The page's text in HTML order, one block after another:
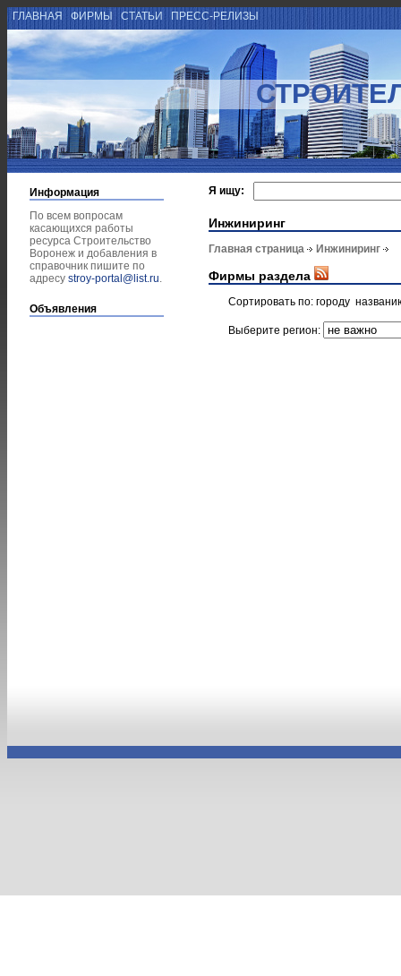
ГЛАВНАЯ ФИРМЫ СТАТЬИ ПРЕСС-РЕЛИЗЫ
Информация
По всем вопросам
касающихся работы
ресурса Строительство
Воронеж и добавления в
справочник пишите по
адресу stroy-portal@list.ru.
Объявления
Я ищу:
Инжиниринг
Главная страница Инжиниринг
Фирмы раздела
Сортировать по: городу
Выберите регион: